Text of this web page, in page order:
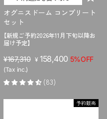
オグニスドーム コンプリート
セット
【新規ご予約2026年11月下旬以降お
届け予定】
販
売
価
格
¥167,310 セ
ル
価
格
¥ 158,400 5%OFF
(Tax inc.)
(83)
予約販売